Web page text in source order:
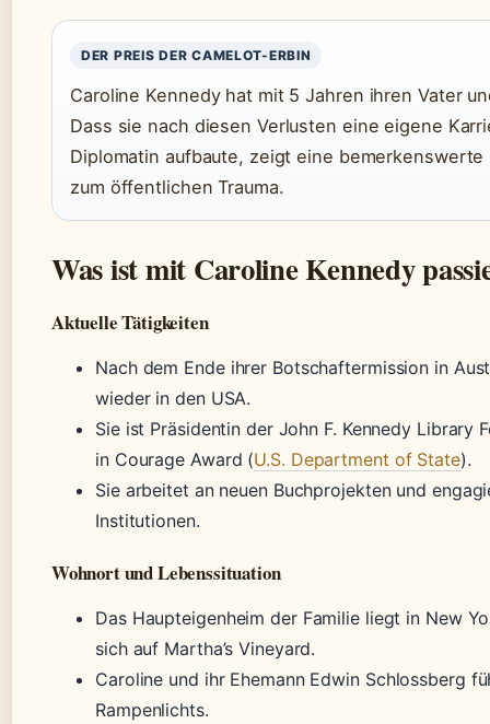
DER PREIS DER CAMELOT-ERBIN
Caroline Kennedy hat mit 5 Jahren ihren Vater
Dass sie nach diesen Verlusten eine eigene
Diplomatin aufbaute, zeigt eine
zum öffentlichen Trauma.
Was ist mit Caroline Kennedy
Aktuelle Tätigkeiten
Nach dem Ende ihrer Botschaftermission in
wieder in den USA.
Sie ist Präsidentin der John F. Kennedy
in Courage Award (U.S. Department of State).
Sie arbeitet an neuen Buchprojekten und
Institutionen.
Wohnort und Lebenssituation
Das Haupteigenheim der Familie liegt in New
sich auf Martha’s Vineyard.
Caroline und ihr Ehemann Edwin Schlossberg
Rampenlichts.